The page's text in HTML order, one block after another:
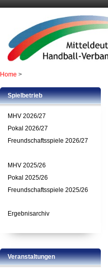
Home >
Spielbetrieb
MHV 2026/27
Pokal 2026/27
Freundschaftsspiele 2026/27
MHV 2025/26
Pokal 2025/26
Freundschaftsspiele 2025/26
Ergebnisarchiv
Veranstaltungen